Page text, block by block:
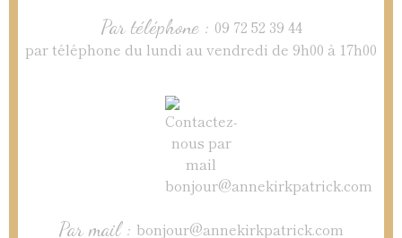
Par téléphone : 09 72 52 39 44
par téléphone du lundi au vendredi de 9h00 à 17h00
Par mail : bonjour@annekirkpatrick.com